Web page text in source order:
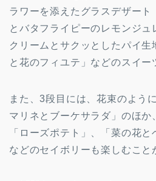
ラワーを添えたグラスデザート
とバタフライピーのレモンジ
クリームとサクッとしたパイ生
と花のフィユテ」などのスイー
また、3段目には、花束のよう
マリネとブーケサラダ」のほか
「ローズポテト」、「菜の花と
などのセイボリーも楽しむこと